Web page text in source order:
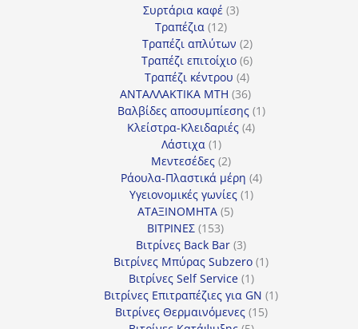
Συρτάρια καφέ 33
Τραπέζια 1212
προϊόντα
Τραπέζι απλύτων 22
προϊόντα
Τραπέζι επιτοίχιο 66
προϊόντα
Τραπέζι κέντρου 44
προϊόντα
ΑΝΤΑΛΛΑΚΤΙΚΑ MTH 3636
προϊόντα
Βαλβίδες αποσυμπίεσης 11
Κλείστρα-Κλειδαριές 44
Λάστιχα 11
προϊόν
Μεντεσέδες 22
προϊόντα
Ράουλα-Πλαστικά μέρη 44
Υγειονομικές γωνίες 11
ΑΤΑΞΙΝΟΜΗΤΑ 55
ΒΙΤΡΙΝΕΣ 153153
προϊόντα
Βιτρίνες Back Bar 33
προϊόντα
Βιτρίνες Mπύρας Subzero 11
Βιτρίνες Self Service 11
προϊόν
Βιτρίνες Επιτραπέζιες για GN 11
Βιτρίνες Θερμαινόμενες 1515